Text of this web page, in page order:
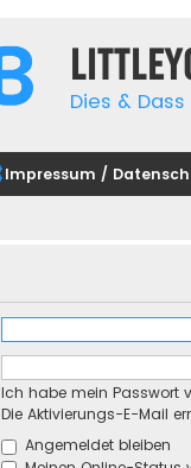
Dies &
Impressum /
Ich habe mein Passwort
Die Aktivierungs-E-Mail
Angemeldet bleiben